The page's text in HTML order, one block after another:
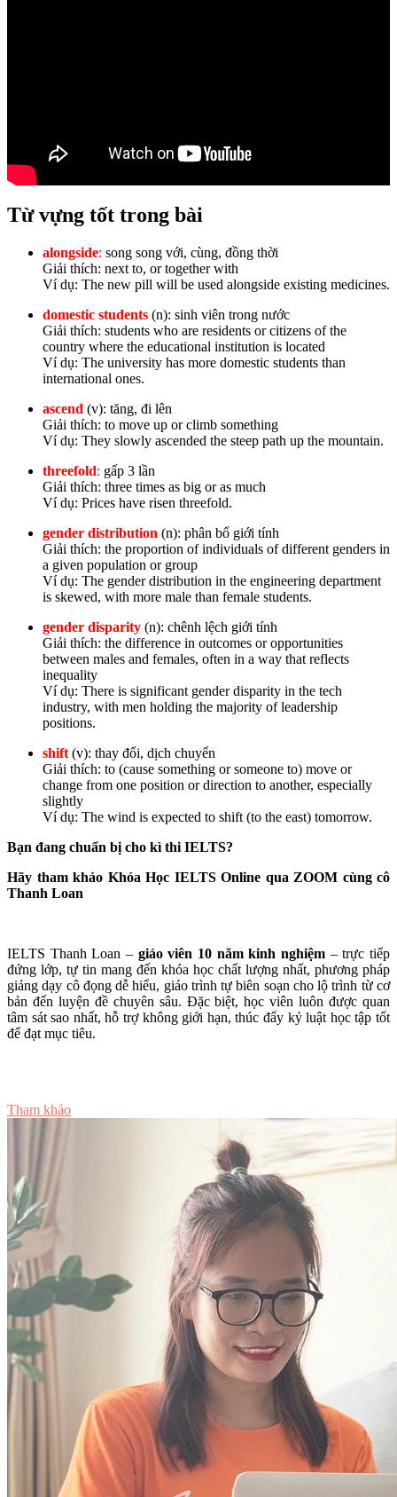
Từ vựng tốt trong bài
alongside: song song với, cùng, đồng thời
Giải thích: next to, or together with
Ví dụ: The new pill will be used alongside existing medicines.
domestic students (n): sinh viên trong nước
Giải thích: students who are residents or citizens of the
country where the educational institution is located
Ví dụ: The university has more domestic students than
international ones.
ascend (v): tăng, đi lên
Giải thích: to move up or climb something
Ví dụ: They slowly ascended the steep path up the mountain.
threefold: gấp 3 lần
Giải thích: three times as big or as much
Ví dụ: Prices have risen threefold.
gender distribution (n): phân bổ giới tính
Giải thích: the proportion of individuals of different genders in
a given population or group
Ví dụ: The gender distribution in the engineering department
is skewed, with more male than female students.
gender disparity (n): chênh lệch giới tính
Giải thích: the difference in outcomes or opportunities
between males and females, often in a way that reflects
inequality
Ví dụ: There is significant gender disparity in the tech
industry, with men holding the majority of leadership
positions.
shift (v): thay đổi, dịch chuyển
Giải thích: to (cause something or someone to) move or
change from one position or direction to another, especially
slightly
Ví dụ: The wind is expected to shift (to the east) tomorrow.
Bạn đang chuẩn bị cho kì thi IELTS?
Hãy tham khảo Khóa Học IELTS Online qua ZOOM cùng cô
Thanh Loan
IELTS Thanh Loan – giáo viên 10 năm kinh nghiệm – trực tiếp
đứng lớp, tự tin mang đến khóa học chất lượng nhất, phương pháp
giảng dạy cô đọng dễ hiểu, giáo trình tự biên soạn cho lộ trình từ cơ
bản đến luyện đề chuyên sâu. Đặc biệt, học viên luôn được quan
tâm sát sao nhất, hỗ trợ không giới hạn, thúc đẩy kỷ luật học tập tốt
để đạt mục tiêu.
Tham khảo